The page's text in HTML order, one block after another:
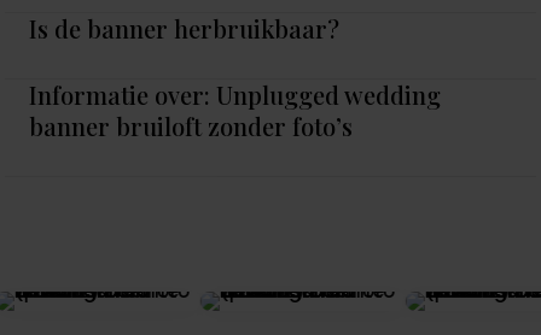
Is de banner herbruikbaar?
Informatie over: Unplugged wedding
banner bruiloft zonder foto’s